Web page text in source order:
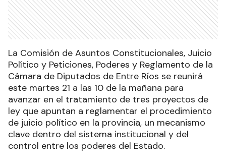
La Comisión de Asuntos Constitucionales, Juicio
Político y Peticiones, Poderes y Reglamento de la
Cámara de Diputados de Entre Ríos se reunirá
este martes 21 a las 10 de la mañana para
avanzar en el tratamiento de tres proyectos de
ley que apuntan a reglamentar el procedimiento
de juicio político en la provincia, un mecanismo
clave dentro del sistema institucional y del
control entre los poderes del Estado.